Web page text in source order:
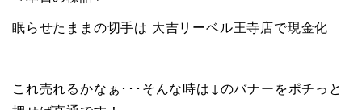
眠らせたままの切手は 大吉リーベル王寺店で現金化
これ売れるかなぁ･･･そんな時は↓のバナーをポチっと